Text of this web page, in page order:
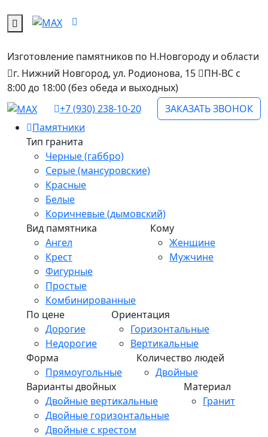
Изготовление памятников по Н.Новгороду и области
г. Нижний Новгород, ул. Родионова, 15
ПН-ВС с
8:00 до 18:00 (без обеда и выходных)
+7 (930) 238-10-20
ЗАКАЗАТЬ ЗВОНОК
Памятники
Тип гранита
Черные (габбро)
Серые (мансуровские)
Красные
Белые
Коричневые (дымовский)
Вид памятника
Ангел
Крест
Фигурные
Простые
Комбинированные
Кому
Женщине
Мужчине
По цене
Дорогие
Недорогие
Ориентация
Горизонтальные
Вертикальные
Форма
Прямоугольные
Количество людей
Двойные
Варианты двойных
Двойные вертикальные
Двойные горизонтальные
Двойные с крестом
Материал
Гранит